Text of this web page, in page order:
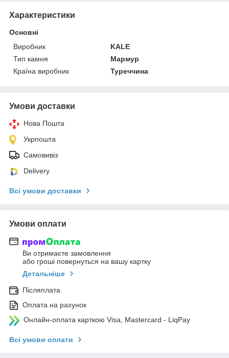
Характеристики
Основні
Виробник
KALE
Тип камня
Мармур
Країна виробник
Туреччина
Умови доставки
Нова Пошта
Укрпошта
Самовивіз
Delivery
Всі умови доставки
Умови оплати
Ви отримаєте замовлення
або гроші повернуться на вашу картку
Детальніше
Післяплата
Оплата на рахунок
Онлайн-оплата карткою Visa, Mastercard - LiqPay
Всі умови оплати